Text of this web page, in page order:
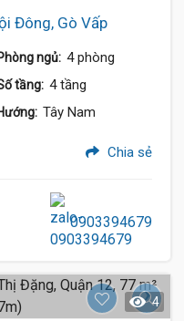
Đông, Gò Vấp
ngủ: 4 phòng
tầng: 4 tầng
Tây Nam
Chia sẻ
0903394679
4